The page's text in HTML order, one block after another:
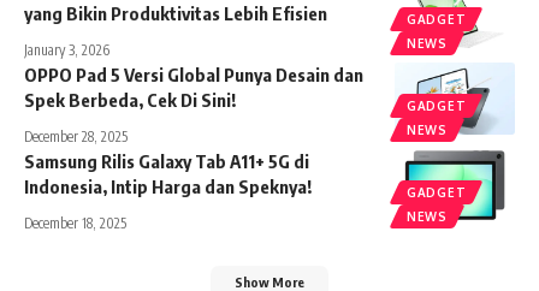
GADGET
NEWS
yang Bikin Produktivitas Lebih Efisien
January 3, 2026
GADGET
NEWS
OPPO Pad 5 Versi Global Punya Desain dan
Spek Berbeda, Cek Di Sini!
December 28, 2025
GADGET
NEWS
Samsung Rilis Galaxy Tab A11+ 5G di
Indonesia, Intip Harga dan Speknya!
December 18, 2025
Show More